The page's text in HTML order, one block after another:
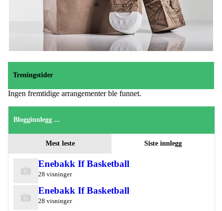
Treningstider
Ingen fremtidige arrangementer ble funnet.
Blogginnlegg ...
Mest leste Siste innlegg
Enebakk If Basketball
28 visninger
Enebakk If Basketball
28 visninger